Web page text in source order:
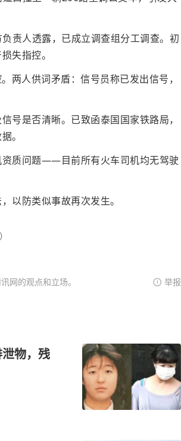
责人透露，已成立调查组分工调查。初
失指控。
两人供词矛盾：信号员称已发出信号，
号是否清晰。已致函泰国国家铁路局，
。
资质问题——目前所有火车司机均无驾驶
以防类似事故再次发生。
网的观点和立场。 举报
物，残